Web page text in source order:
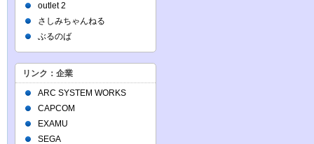
outlet 2
さしみちゃんねる
ぶるのば
リンク：企業
ARC SYSTEM WORKS
CAPCOM
EXAMU
SEGA